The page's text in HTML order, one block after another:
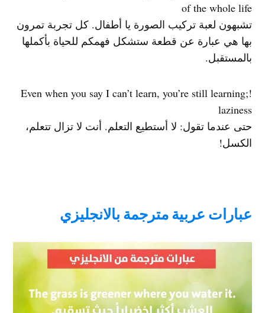
of the whole life
تشبهون لعبة تركيب الصورة يا أطفال. كل تجربة تمرون
بها هي عبارة عن قطعة ستشكل فهمكم للحياة بأكملها
بالمستقبل.
!Even when you say I can’t learn, you’re still learning;
laziness
حتى عندما تقول: لا أستطيع التعلم. أنت لا تزال تتعلم،
الكسل!
عبارات عربية مترجمة بالانجليزي